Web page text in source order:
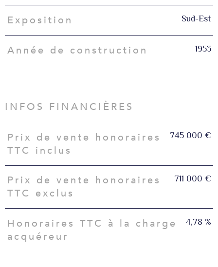
Exposition Sud-Est
Année de construction 1953
INFOS FINANCIÈRES
Caractéristiques Valeurs
Prix de vente honoraires
TTC inclus
745 000 €
Prix de vente honoraires
TTC exclus
711 000 €
Honoraires TTC à la charge
acquéreur
4,78 %